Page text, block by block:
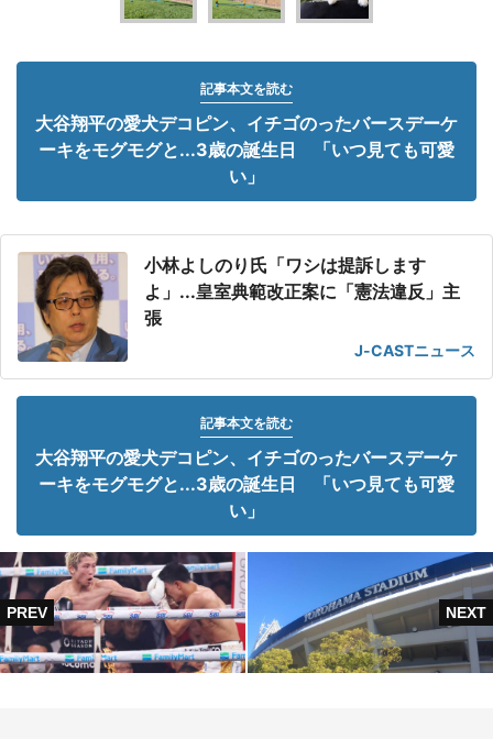
記事本文を読む
大谷翔平の愛犬デコピン、イチゴのったバースデーケ
ーキをモグモグと...3歳の誕生日 「いつ見ても可愛
い」
小林よしのり氏「ワシは提訴します
よ」...皇室典範改正案に「憲法違反」主
張
J-CASTニュース
記事本文を読む
大谷翔平の愛犬デコピン、イチゴのったバースデーケ
ーキをモグモグと...3歳の誕生日 「いつ見ても可愛
い」